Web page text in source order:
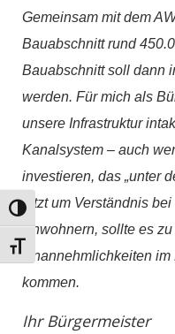
Umschalten auf hohe
Schrift vergrößern
Gemeinsam mit dem
Bauabschnitt rund
Bauabschnitt soll dann
werden. Für mich als
unsere Infrastruktur
Kanalsystem – auch
investieren, das „unter
jetzt um Verständnis
Anwohnern, sollte es
Unannehmlichkeiten
kommen.
Ihr Bürgermeister